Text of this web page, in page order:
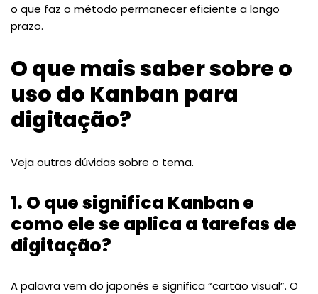
o que faz o método permanecer eficiente a longo
prazo.
O que mais saber sobre o
uso do Kanban para
digitação?
Veja outras dúvidas sobre o tema.
1. O que significa Kanban e
como ele se aplica a tarefas de
digitação?
A palavra vem do japonês e significa “cartão visual”. O